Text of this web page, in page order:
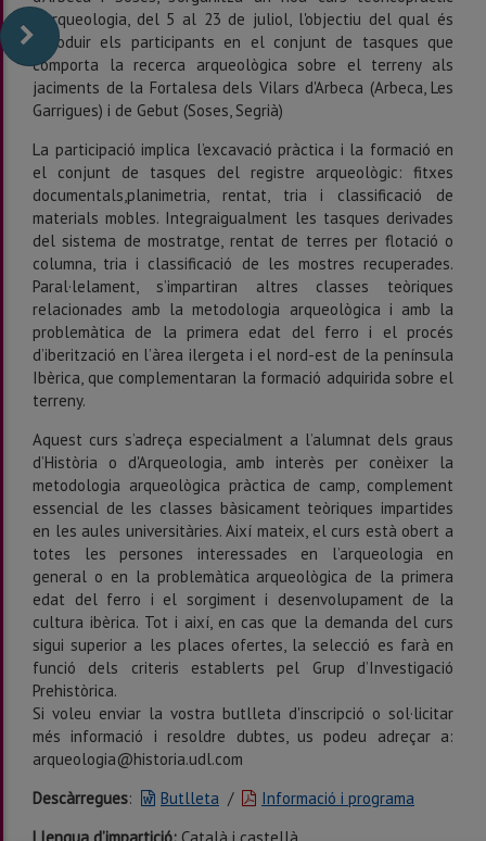
d'arqueologia, del 5 al 23 de juliol, l'objectiu del qual és
introduir els participants en el conjunt de tasques que
comporta la recerca arqueològica sobre el terreny als
jaciments de la Fortalesa dels Vilars d'Arbeca (Arbeca, Les
Garrigues) i de Gebut (Soses, Segrià)
La participació implica l’excavació pràctica i la formació en
el conjunt de tasques del registre arqueològic: fitxes
documentals,planimetria, rentat, tria i classificació de
materials mobles. Integraigualment les tasques derivades
del sistema de mostratge, rentat de terres per flotació o
columna, tria i classificació de les mostres recuperades.
Paral·lelament, s’impartiran altres classes teòriques
relacionades amb la metodologia arqueològica i amb la
problemàtica de la primera edat del ferro i el procés
d’iberització en l’àrea ilergeta i el nord-est de la península
Ibèrica, que complementaran la formació adquirida sobre el
terreny.
Aquest curs s’adreça especialment a l’alumnat dels graus
d’Història o d'Arqueologia, amb interès per conèixer la
metodologia arqueològica pràctica de camp, complement
essencial de les classes bàsicament teòriques impartides
en les aules universitàries. Així mateix, el curs està obert a
totes les persones interessades en l’arqueologia en
general o en la problemàtica arqueològica de la primera
edat del ferro i el sorgiment i desenvolupament de la
cultura ibèrica. Tot i així, en cas que la demanda del curs
sigui superior a les places ofertes, la selecció es farà en
funció dels criteris establerts pel Grup d’Investigació
Prehistòrica.
Si voleu enviar la vostra butlleta d'inscripció o sol·licitar
més informació i resoldre dubtes, us podeu adreçar a:
arqueologia@historia.udl.com
Descàrregues: Butlleta /
Informació i programa